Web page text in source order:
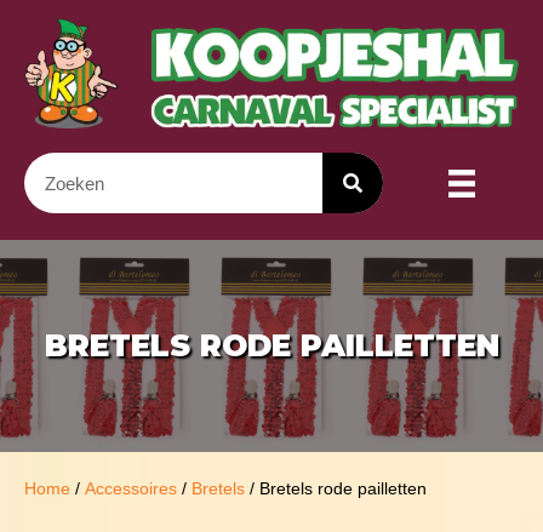
BRETELS RODE PAILLETTEN
Home / Accessoires / Bretels / Bretels rode pailletten